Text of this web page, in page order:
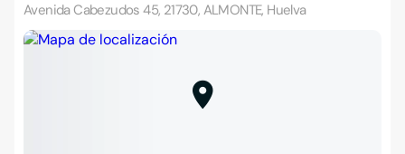
Avenida Cabezudos 45, 21730, ALMONTE, Huelva